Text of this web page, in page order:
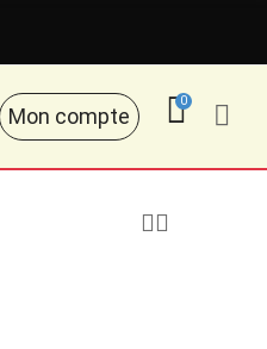
Mon compte
0